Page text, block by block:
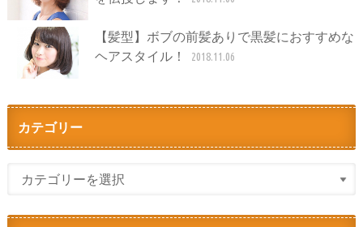
【髪型】ボブの前髪ありで黒髪におすすめな
ヘアスタイル！
2018.11.06
カテゴリー